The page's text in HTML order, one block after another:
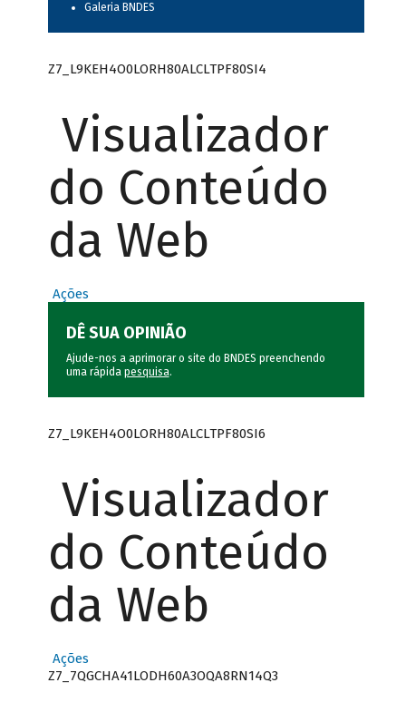
Galeria BNDES
Z7_L9KEH4O0LORH80ALCLTPF80SI4
Visualizador
do Conteúdo
da Web
Ações
DÊ SUA OPINIÃO
Ajude-nos a aprimorar o site do BNDES preenchendo
uma rápida pesquisa.
Z7_L9KEH4O0LORH80ALCLTPF80SI6
Visualizador
do Conteúdo
da Web
Ações
Z7_7QGCHA41LODH60A3OQA8RN14Q3